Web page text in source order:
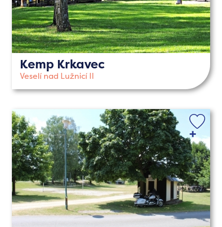
Kemp Krkavec
Veselí nad Lužnicí II